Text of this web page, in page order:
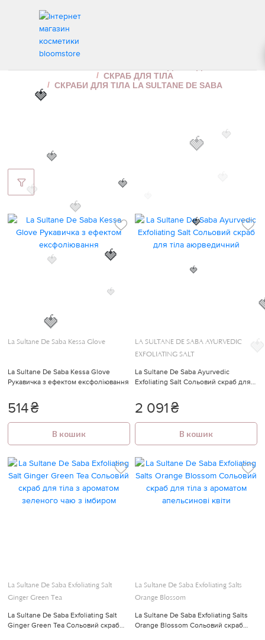
СКРАБИ ДЛЯ ТІЛА LA SULTANE DE SABA
СКРАБ ДЛЯ ТІЛА
СКРАБИ ДЛЯ ТІЛА LA SULTANE DE SABA
La Sultane De Saba Kessa Glove
La Sultane De Saba Kessa Glove
Рукавичка з ефектом ексфоліювання
514₴
В кошик
LA SULTANE DE SABA AYURVEDIC
EXFOLIATING SALT
La Sultane De Saba Ayurvedic
Exfoliating Salt Сольовий скраб для
2 091₴
В кошик
La Sultane De Saba Exfoliating Salt
Ginger Green Tea
La Sultane De Saba Exfoliating Salt
Ginger Green Tea Сольовий скраб
La Sultane De Saba Exfoliating Salts
Orange Blossom
La Sultane De Saba Exfoliating Salts
Orange Blossom Сольовий скраб
🍓
🍓
🍓
🍓
🍓
🍓